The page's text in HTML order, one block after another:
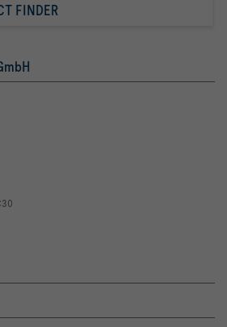
FINDER